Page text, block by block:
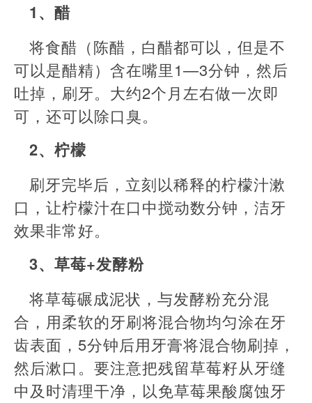
1、醋
将食醋（陈醋，白醋都可以，但是不
可以是醋精）含在嘴里1—3分钟，然后
吐掉，刷牙。大约2个月左右做一次即
可，还可以除口臭。
2、柠檬
刷牙完毕后，立刻以稀释的柠檬汁漱
口，让柠檬汁在口中搅动数分钟，洁牙
效果非常好。
3、草莓+发酵粉
将草莓碾成泥状，与发酵粉充分混
合，用柔软的牙刷将混合物均匀涂在牙
齿表面，5分钟后用牙膏将混合物刷掉，
然后漱口。要注意把残留草莓籽从牙缝
中及时清理干净，以免草莓果酸腐蚀牙